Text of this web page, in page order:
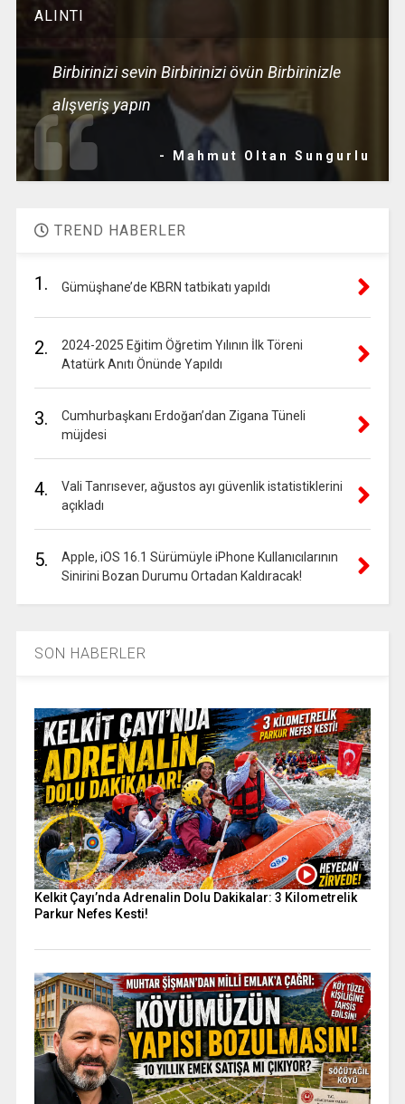
ALINTI
Birbirinizi sevin Birbirinizi övün Birbirinizle
alışveriş yapın
- Mahmut Oltan Sungurlu
TREND HABERLER
1. Gümüşhane’de KBRN tatbikatı yapıldı
2.
2024-2025 Eğitim Öğretim Yılının İlk Töreni
Atatürk Anıtı Önünde Yapıldı
3.
Cumhurbaşkanı Erdoğan’dan Zigana Tüneli
müjdesi
4.
Vali Tanrısever, ağustos ayı güvenlik istatistiklerini
açıkladı
5.
Apple, iOS 16.1 Sürümüyle iPhone Kullanıcılarının
Sinirini Bozan Durumu Ortadan Kaldıracak!
SON HABERLER
Kelkit Çayı’nda Adrenalin Dolu Dakikalar: 3 Kilometrelik
Parkur Nefes Kesti!